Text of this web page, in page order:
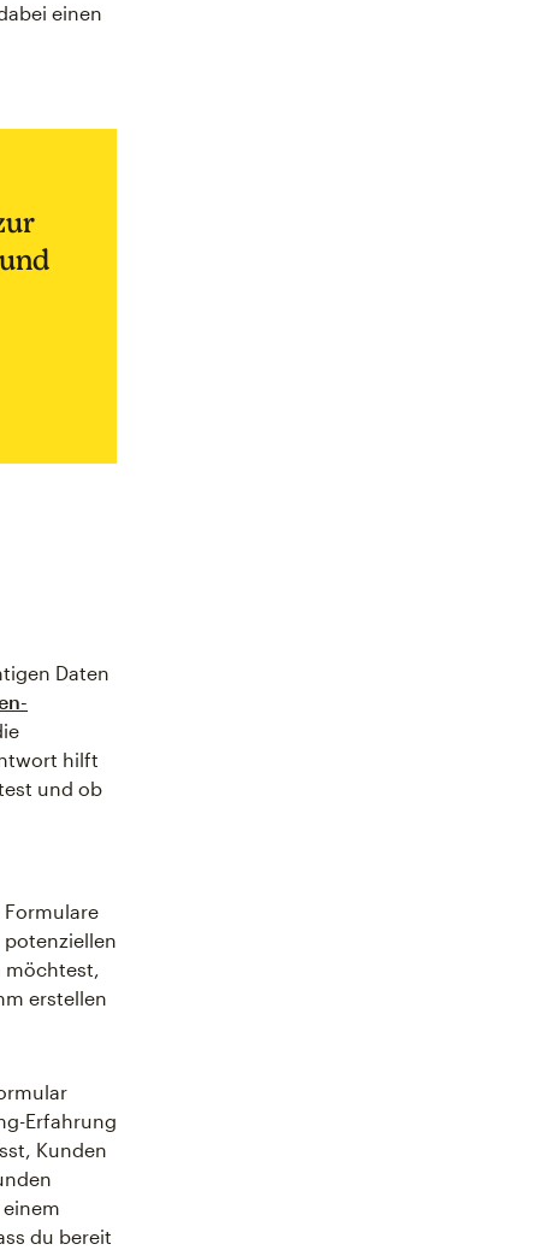
einen
Daten
hilft
und ob
möchtest,
erstellen
Erfahrung
Kunden
du bereit